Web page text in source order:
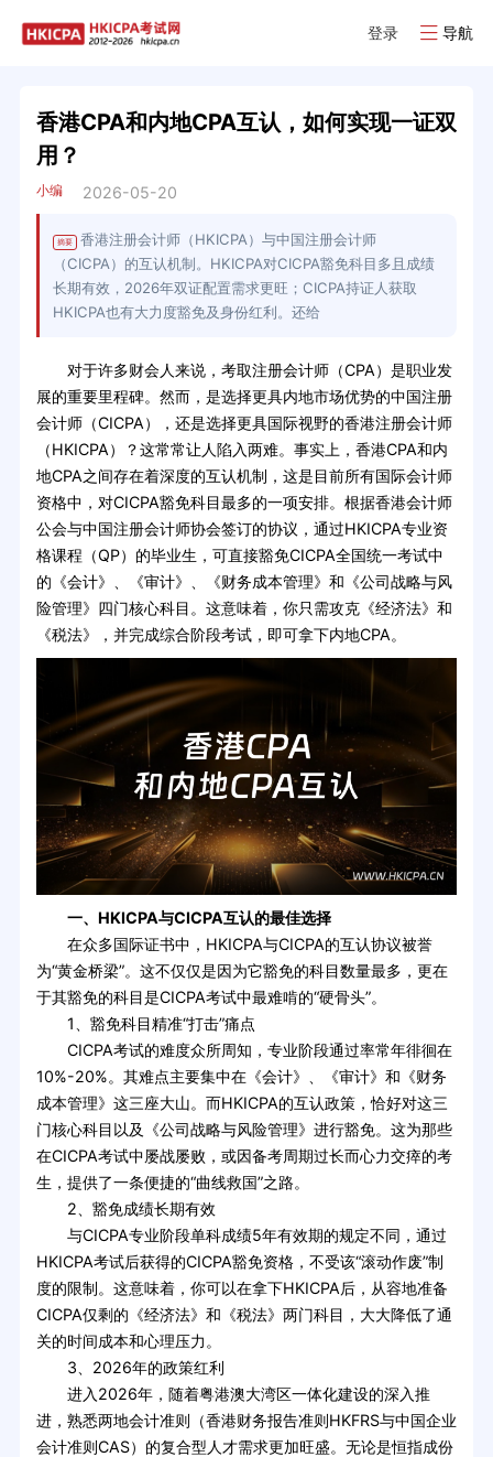
登录 导航
香港CPA和内地CPA互认，如何实现一证双
用？
小编 2026-05-20
摘要
香港注册会计师（HKICPA）与中国注册会计师
（CICPA）的互认机制。HKICPA对CICPA豁免科目多且成绩
长期有效，2026年双证配置需求更旺；CICPA持证人获取
HKICPA也有大力度豁免及身份红利。还给
对于许多财会人来说，考取注册会计师（CPA）是职业发
展的重要里程碑。然而，是选择更具内地市场优势的中国注册
会计师（CICPA），还是选择更具国际视野的香港注册会计师
（HKICPA）？这常常让人陷入两难。事实上，香港CPA和内
地CPA之间存在着深度的互认机制，这是目前所有国际会计师
资格中，对CICPA豁免科目最多的一项安排。根据香港会计师
公会与中国注册会计师协会签订的协议，通过HKICPA专业资
格课程（QP）的毕业生，可直接豁免CICPA全国统一考试中
的《会计》、《审计》、《财务成本管理》和《公司战略与风
险管理》四门核心科目。这意味着，你只需攻克《经济法》和
《税法》，并完成综合阶段考试，即可拿下内地CPA。
一、HKICPA与CICPA互认的最佳选择
在众多国际证书中，HKICPA与CICPA的互认协议被誉
为“黄金桥梁”。这不仅仅是因为它豁免的科目数量最多，更在
于其豁免的科目是CICPA考试中最难啃的“硬骨头”。
1、豁免科目精准“打击”痛点
CICPA考试的难度众所周知，专业阶段通过率常年徘徊在
10%-20%。其难点主要集中在《会计》、《审计》和《财务
成本管理》这三座大山。而HKICPA的互认政策，恰好对这三
门核心科目以及《公司战略与风险管理》进行豁免。这为那些
在CICPA考试中屡战屡败，或因备考周期过长而心力交瘁的考
生，提供了一条便捷的“曲线救国”之路。
2、豁免成绩长期有效
与CICPA专业阶段单科成绩5年有效期的规定不同，通过
HKICPA考试后获得的CICPA豁免资格，不受该“滚动作废”制
度的限制。这意味着，你可以在拿下HKICPA后，从容地准备
CICPA仅剩的《经济法》和《税法》两门科目，大大降低了通
关的时间成本和心理压力。
3、2026年的政策红利
进入2026年，随着粤港澳大湾区一体化建设的深入推
进，熟悉两地会计准则（香港财务报告准则HKFRS与中国企业
会计准则CAS）的复合型人才需求更加旺盛。无论是恒指成份